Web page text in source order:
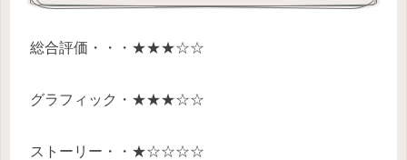
総合評価・・・★★★☆☆
グラフィック・★★★☆☆
ストーリー・・★☆☆☆☆